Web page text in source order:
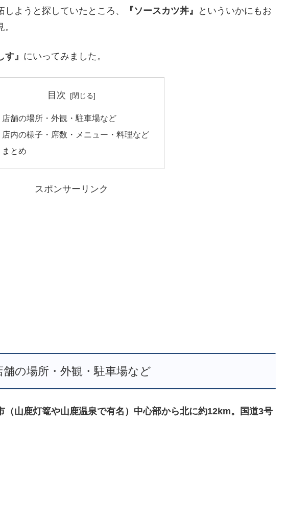
ようと探していたところ、
『ソースカツ丼』
といういかにもお
す』 にいってみました。
目次
店舗の場所・外観・駐車場など
店内の様子・席数・メニュー・料理など
まとめ
スポンサーリンク
舗の場所・外観・駐車場など
（山鹿灯篭や山鹿温泉で有名）中心部から北に約12km。国道3号